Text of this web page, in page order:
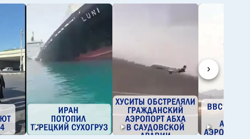
›